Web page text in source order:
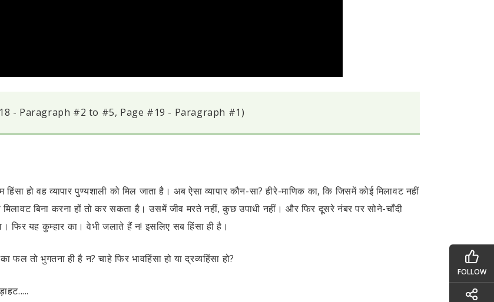
- Paragraph #2 to #5, Page #19 - Paragraph #1)
हो वह व्यापार पुण्यशाली को मिल जाता है। अब ऐसा व्यापार कौन-सा? हीरे-माणिक का, कि जिसमें कोई मिलावट नहीं
बिना करना हों तो कर सकता है। उसमें जीव मरते नहीं, कुछ उपाधी नहीं। और फिर दूसरे नंबर पर सोने-चाँदी
फिर यह कुम्हार का। वेभी जलाते हैं न! इसलिए सब हिंसा ही है।
का फल तो भुगतना ही है न? चाहे फिर भावहिंसा हो या द्रव्यहिंसा हो?
FOLLOW